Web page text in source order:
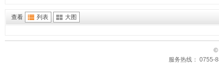
查看 列表 大图
©
服务热线： 0755-